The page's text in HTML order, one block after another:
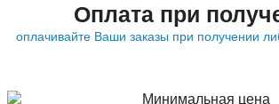
Оплата при
оплачивайте Ваши заказы при получении